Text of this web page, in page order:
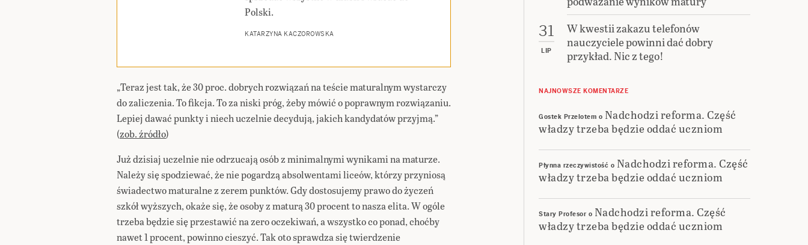
Polski.
KATARZYNA KACZOROWSKA
„Teraz jest tak, że 30 proc. dobrych rozwiązań na teście maturalnym wystarczy
do zaliczenia. To fikcja. To za niski próg, żeby mówić o poprawnym rozwiązaniu.
Lepiej dawać punkty i niech uczelnie decydują, jakich kandydatów przyjmą.”
(zob. źródło)
Już dzisiaj uczelnie nie odrzucają osób z minimalnymi wynikami na maturze.
Należy się spodziewać, że nie pogardzą absolwentami liceów, którzy przyniosą
świadectwo maturalne z zerem punktów. Gdy dostosujemy prawo do życzeń
szkół wyższych, okaże się, że osoby z maturą 30 procent to nasza elita. W ogóle
trzeba będzie się przestawić na zero oczekiwań, a wszystko co ponad, choćby
nawet 1 procent, powinno cieszyć. Tak oto sprawdza się twierdzenie
31
LIP
W kwestii zakazu telefonów
nauczyciele powinni dać dobry
przykład. Nic z tego!
NAJNOWSZE KOMENTARZE
Gostek Przelotem o Nadchodzi reforma. Część
władzy trzeba będzie oddać uczniom
Płynna rzeczywistość o Nadchodzi reforma. Część
władzy trzeba będzie oddać uczniom
Stary Profesor o Nadchodzi reforma. Część
władzy trzeba będzie oddać uczniom